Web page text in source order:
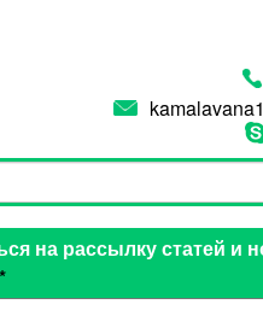
Поиск
на рассылку статей и
*